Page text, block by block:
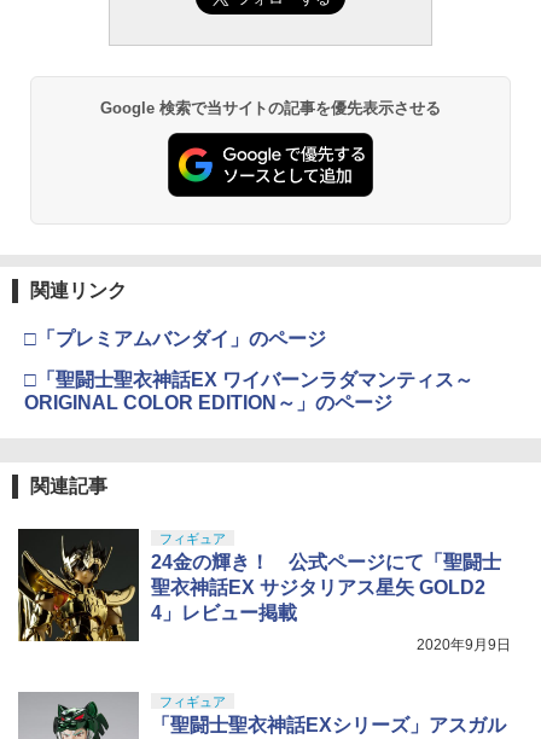
タミヤ クラフトツールシリーズ No.123
先細薄刃ニッパー (ゲートカット用) プラ
モデル用工具 74123
型用接着剤 87003
￥184
5
￥710
Google 検索で当サイトの記事を優先表示させる
関連リンク
□「プレミアムバンダイ」のページ
□「聖闘士聖衣神話EX ワイバーンラダマンティス～
ORIGINAL COLOR EDITION～」のページ
関連記事
フィギュア
24金の輝き！ 公式ページにて「聖闘士
聖衣神話EX サジタリアス星矢 GOLD2
4」レビュー掲載
2020年9月9日
フィギュア
「聖闘士聖衣神話EXシリーズ」アスガル